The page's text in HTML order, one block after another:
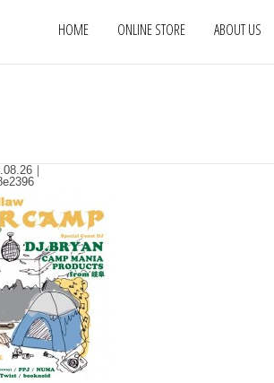
HOME ONLINE STORE ABOUT US
｜